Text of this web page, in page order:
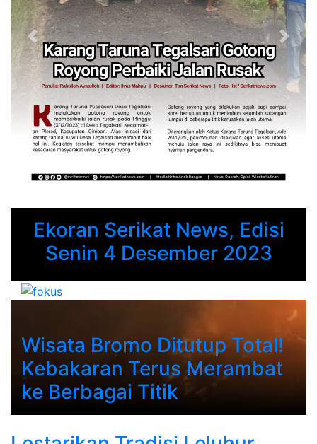
Ekoran Serikat News, Edisi
Senin 4 Desember 2023
Previous Next
Wisata Bromo Ditutup Total!
Kebakaran Terus Merambat
ke Berbagai Titik